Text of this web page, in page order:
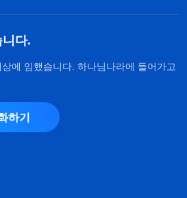
다.
에 임했습니다. 하나님나라에 들어가고
하기